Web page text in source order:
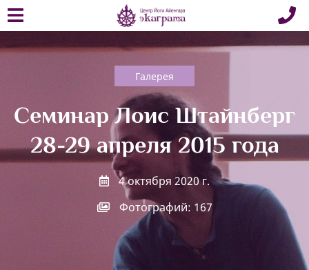
Галерея
Семинар Лоис Штайнберг
28-29 апреля 2015 года
4 октября 2020 г.
Фотографий: 167